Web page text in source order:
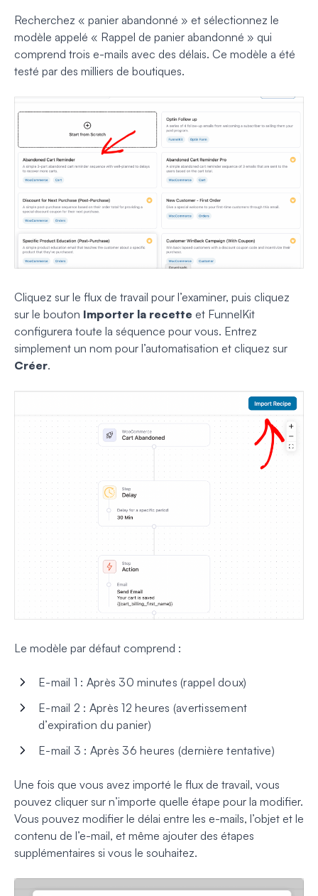
Recherchez « panier abandonné » et sélectionnez le
modèle appelé « Rappel de panier abandonné » qui
comprend trois e-mails avec des délais. Ce modèle a été
testé par des milliers de boutiques.
Cliquez sur le flux de travail pour l’examiner, puis cliquez
sur le bouton Importer la recette et FunnelKit
configurera toute la séquence pour vous. Entrez
simplement un nom pour l’automatisation et cliquez sur
Créer.
Le modèle par défaut comprend :
E-mail 1 : Après 30 minutes (rappel doux)
E-mail 2 : Après 12 heures (avertissement
d’expiration du panier)
E-mail 3 : Après 36 heures (dernière tentative)
Une fois que vous avez importé le flux de travail, vous
pouvez cliquer sur n’importe quelle étape pour la modifier.
Vous pouvez modifier le délai entre les e-mails, l’objet et le
contenu de l’e-mail, et même ajouter des étapes
supplémentaires si vous le souhaitez.